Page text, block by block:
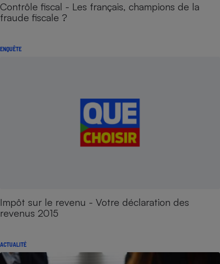
Contrôle fiscal - Les français, champions de la
fraude fiscale ?
ENQUÊTE
Impôt sur le revenu - Votre déclaration des
revenus 2015
ACTUALITÉ